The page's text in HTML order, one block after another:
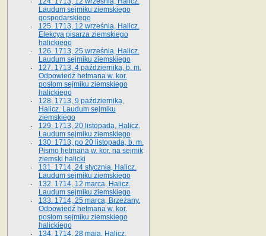
Laudum sejmiku ziemskiego
gospodarskiego
125. 1713, 12 września, Halicz.
Elekcya pisarza ziemskiego
halickiego
126. 1713, 25 września, Halicz.
Laudum sejmiku ziemskiego
127. 1713, 4 października, b. m.
Odpowiedź hetmana w. kor.
posłom sejmiku ziemskiego
halickiego
128. 1713, 9 października,
Halicz. Laudum sejmiku
ziemskiego
129. 1713, 20 listopada, Halicz.
Laudum sejmiku ziemskiego
130. 1713, po 20 listopada, b. m.
Pismo hetmana w. kor. na sejmik
ziemski halicki
131. 1714, 24 stycznia, Halicz.
Laudum sejmiku ziemskiego
132. 1714, 12 marca, Halicz.
Laudum sejmiku ziemskiego
133. 1714, 25 marca, Brzeżany.
Odpowiedź hetmana w. kor.
posłom sejmiku ziemskiego
halickiego
134. 1714, 28 maja, Halicz.